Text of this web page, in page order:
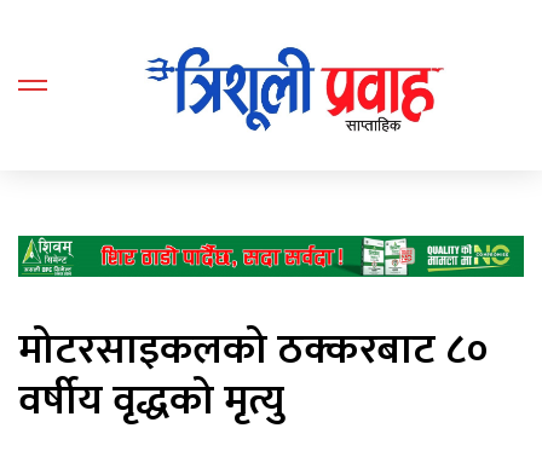
मोटरसाइकलको ठक्करबाट ८०
वर्षीय वृद्धको मृत्यु